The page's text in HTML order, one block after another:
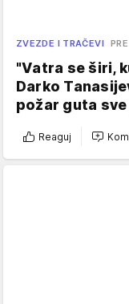
ZVEZDE I TRAČEVI
"Vatra se širi,
Darko
požar guta
Reaguj